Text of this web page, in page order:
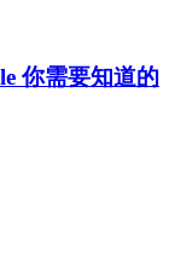
你需要知道的